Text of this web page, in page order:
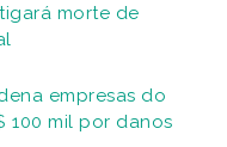
morte de
empresas do
100 mil por danos